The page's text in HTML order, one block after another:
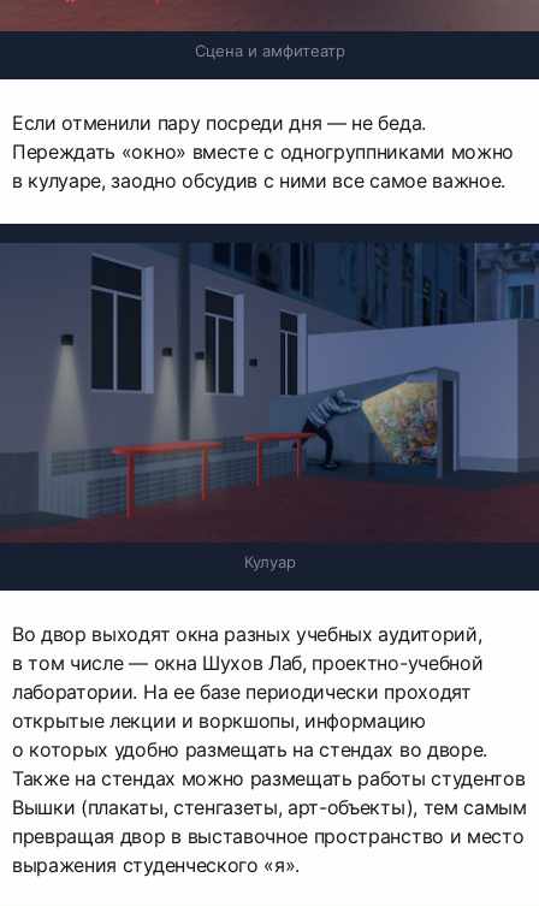
Сцена и амфитеатр
Если отменили пару посреди дня — не беда.
Переждать «окно» вместе с одногруппниками можно
в кулуаре, заодно обсудив с ними все самое важное.
Кулуар
Во двор выходят окна разных учебных аудиторий,
в том числе — окна Шухов Лаб, проектно-учебной
лаборатории. На ее базе периодически проходят
открытые лекции и воркшопы, информацию
о которых удобно размещать на стендах во дворе.
Также на стендах можно размещать работы студентов
Вышки (плакаты, стенгазеты, арт-объекты), тем самым
превращая двор в выставочное пространство и место
выражения студенческого «я».